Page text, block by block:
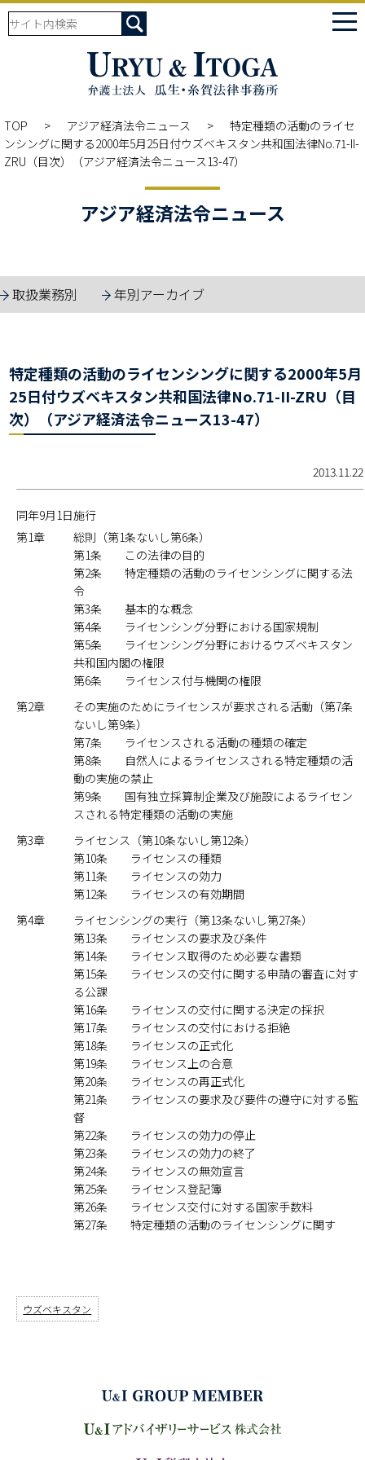
TOP アジア経済法令ニュース
特定種類の活動のライセ
ンシングに関する2000年5月25日付ウズベキスタン共和国法律No.71-II-
ZRU（目次）（アジア経済法令ニュース13-47）
アジア経済法令ニュース
取扱業務別 年別アーカイブ
特定種類の活動のライセンシングに関する2000年5月
25日付ウズベキスタン共和国法律No.71-II-ZRU（目
次）（アジア経済法令ニュース13-47）
2013.11.22
同年9月1日施行
第1章
総則（第1条ないし第6条）
第1条 この法律の目的
第2条 特定種類の活動のライセンシングに関する法
令
第3条 基本的な概念
第4条 ライセンシング分野における国家規制
第5条 ライセンシング分野におけるウズベキスタン
共和国内閣の権限
第6条 ライセンス付与機関の権限
第2章
その実施のためにライセンスが要求される活動（第7条
ないし第9条）
第7条 ライセンスされる活動の種類の確定
第8条 自然人によるライセンスされる特定種類の活
動の実施の禁止
第9条 国有独立採算制企業及び施設によるライセン
スされる特定種類の活動の実施
第3章
ライセンス（第10条ないし第12条）
第10条 ライセンスの種類
第11条 ライセンスの効力
第12条 ライセンスの有効期間
第4章
ライセンシングの実行（第13条ないし第27条）
第13条 ライセンスの要求及び条件
第14条 ライセンス取得のため必要な書類
第15条 ライセンスの交付に関する申請の審査に対す
る公課
第16条 ライセンスの交付に関する決定の採択
第17条 ライセンスの交付における拒絶
第18条 ライセンスの正式化
第19条 ライセンス上の合意
第20条 ライセンスの再正式化
第21条 ライセンスの要求及び要件の遵守に対する監
督
第22条 ライセンスの効力の停止
第23条 ライセンスの効力の終了
第24条 ライセンスの無効宣言
第25条 ライセンス登記簿
第26条 ライセンス交付に対する国家手数料
第27条 特定種類の活動のライセンシングに関す
ウズベキスタン